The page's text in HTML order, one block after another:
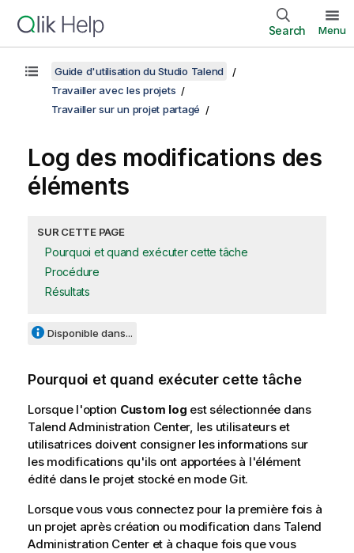
Search Menu
Guide d'utilisation du Studio Talend
Travailler avec les projets
Travailler sur un projet partagé
Log des modifications des
éléments
SUR CETTE PAGE
Pourquoi et quand exécuter cette tâche
Procédure
Résultats
Disponible dans...
Pourquoi et quand exécuter cette tâche
Lorsque l'option Custom log est sélectionnée dans
Talend Administration Center, les utilisateurs et
utilisatrices doivent consigner les informations sur
les modifications qu'ils ont apportées à l'élément
édité dans le projet stocké en mode Git.
Lorsque vous vous connectez pour la première fois à
un projet après création ou modification dans Talend
Administration Centeret à chaque fois que vous